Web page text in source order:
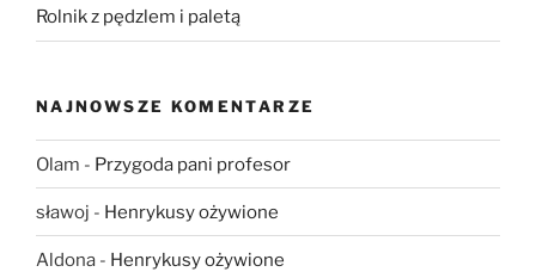
Rolnik z pędzlem i paletą
NAJNOWSZE KOMENTARZE
Olam - Przygoda pani profesor
sławoj - Henrykusy ożywione
Aldona - Henrykusy ożywione